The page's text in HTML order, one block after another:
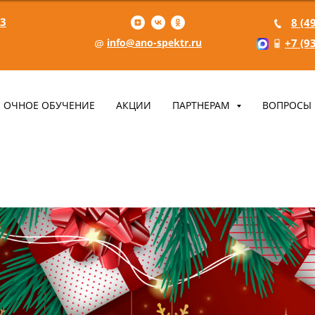
+7
8
info@ano-spektr.ru
ОЧНОЕ ОБУЧЕНИЕ АКЦИИ ПАРТНЕРАМ ВОПРОСЫ